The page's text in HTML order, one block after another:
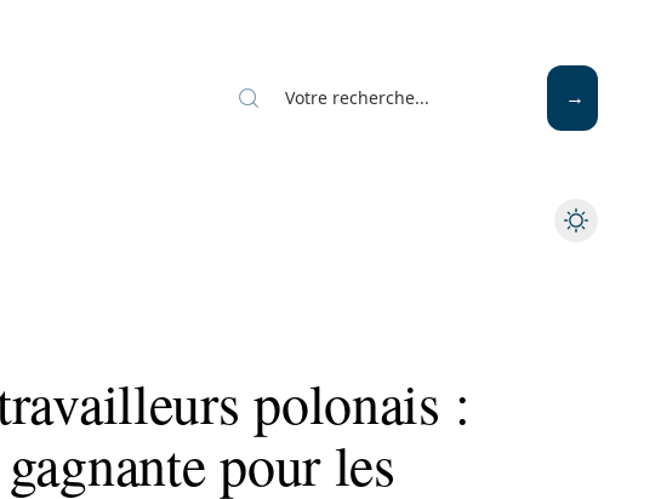
polonais :
pour les